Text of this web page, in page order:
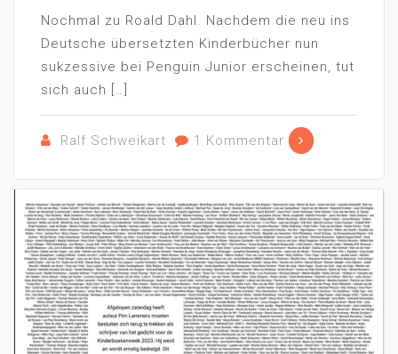
Nochmal zu Roald Dahl. Nachdem die neu ins
Deutsche übersetzten Kinderbücher nun
sukzessive bei Penguin Junior erscheinen, tut
sich auch […]
Ralf Schweikart 1 Kommentar